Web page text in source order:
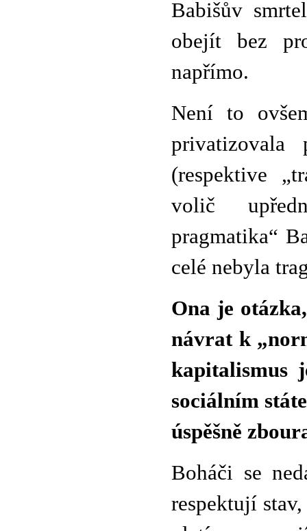
Babišův
obejít bez
napřímo.
Není to
privatizovala
(respektive
volič
pragmatika“
celé nebyla
Ona je
návrat k
kapitalismus
sociálním
úspěšně
Boháči se
respektují